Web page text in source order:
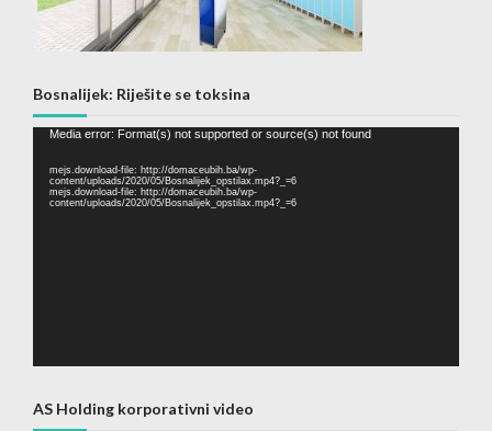
Bosnalijek: Riješite se toksina
Video
Media error: Format(s) not supported or source(s) not found
mejs.download-file: http://domaceubih.ba/wp-
content/uploads/2020/05/Bosnalijek_opstilax.mp4?_=6
mejs.download-file: http://domaceubih.ba/wp-
content/uploads/2020/05/Bosnalijek_opstilax.mp4?_=6
AS Holding korporativni video